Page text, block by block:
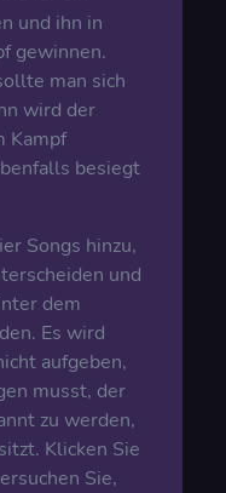
und ihn in
gewinnen.
man sich
wird der
Kampf
besiegt
Songs hinzu,
und
dem
Es wird
aufgeben,
musst, der
zu werden,
Klicken Sie
Sie,